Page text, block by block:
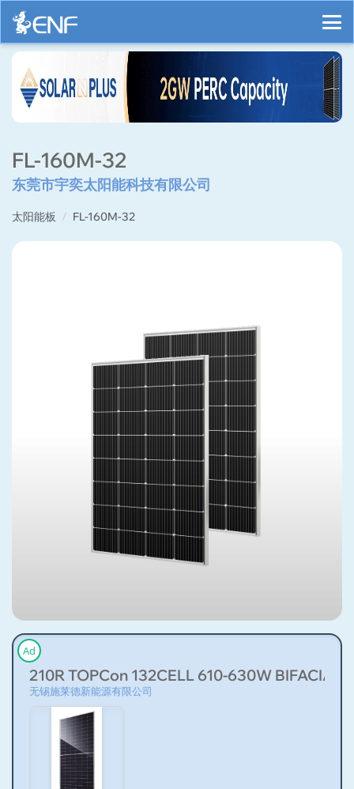
FL-160M-32
东莞市宇奕太阳能科技有限公司
太阳能板 FL-160M-32
Ad
210R TOPCon 132CELL 610-630W
无锡施莱德新能源有限公司